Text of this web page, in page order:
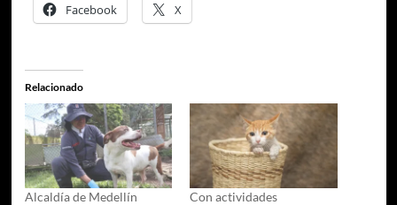
Facebook X
Relacionado
Alcaldía de Medellín
Con actividades